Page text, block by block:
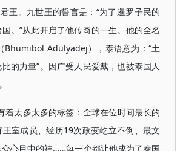
王。九世王的誓言是：“为了暹罗子民的
。”从此开启了他传奇的一生。他的全名
Bhumibol Adulyadej），泰语意为：“土
的力量”。因广受人民爱戴，也被泰国人
着太多太多的标签：全球在位时间最长的
室成员、经历19次政变屹立不倒、最文
心目中的神……每一个都让他成为了泰国